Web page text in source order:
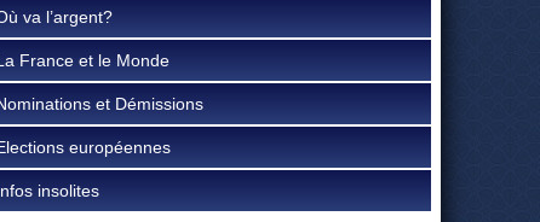
va l’argent?
France et le Monde
et Démissions
européennes
insolites